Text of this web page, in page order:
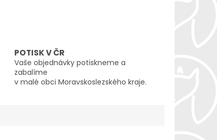
POTISK V ČR
Vaše objednávky potiskneme a
zabalíme
v malé obci Moravskoslezského kraje.